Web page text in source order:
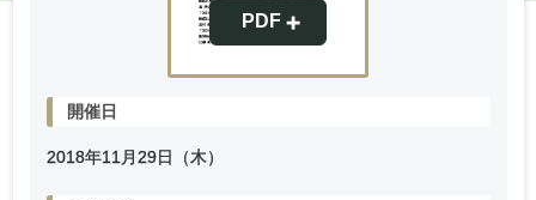
開催日
2018年11 月29日（木）